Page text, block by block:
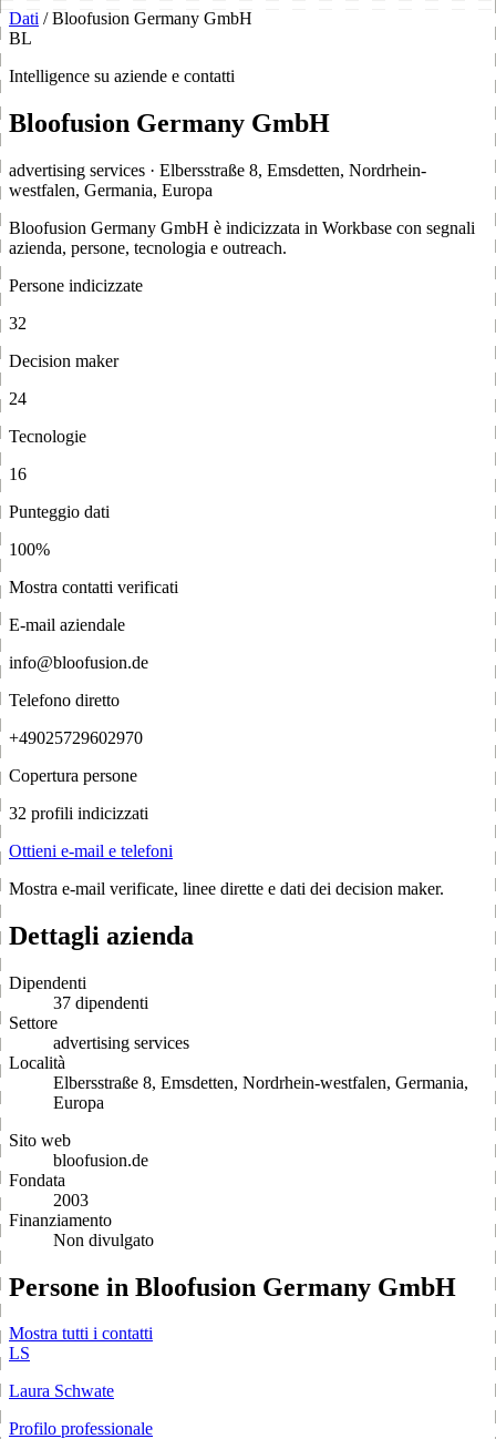
Dati / Bloofusion Germany GmbH
BL
Intelligence su aziende e contatti
Bloofusion Germany GmbH
advertising services · Elbersstraße 8, Emsdetten, Nordrhein-
westfalen, Germania, Europa
Bloofusion Germany GmbH è indicizzata in Workbase con segnali
azienda, persone, tecnologia e outreach.
Persone indicizzate
32
Decision maker
24
Tecnologie
16
Punteggio dati
100%
Mostra contatti verificati
E-mail aziendale
info@bloofusion.de
Telefono diretto
+49025729602970
Copertura persone
32 profili indicizzati
Ottieni e-mail e telefoni
Mostra e-mail verificate, linee dirette e dati dei decision maker.
Dettagli azienda
Dipendenti
37 dipendenti
Settore
advertising services
Località
Elbersstraße 8, Emsdetten, Nordrhein-westfalen, Germania,
Europa
Sito web
bloofusion.de
Fondata
2003
Finanziamento
Non divulgato
Persone in Bloofusion Germany GmbH
Mostra tutti i contatti
LS
Laura Schwate
Profilo professionale